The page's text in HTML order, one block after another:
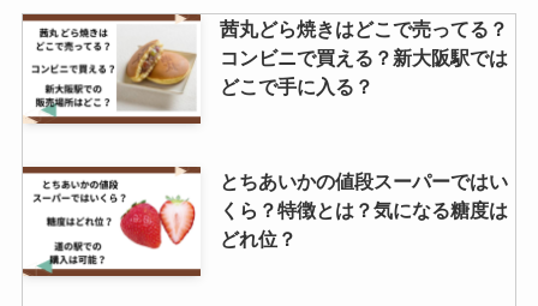
了の理由は？
る？
茜丸どら焼きはどこで売ってる？
コンビニで買える？新大阪駅では
どこで手に入る？
とちあいかの値段スーパーではい
くら？特徴とは？気になる糖度は
どれ位？